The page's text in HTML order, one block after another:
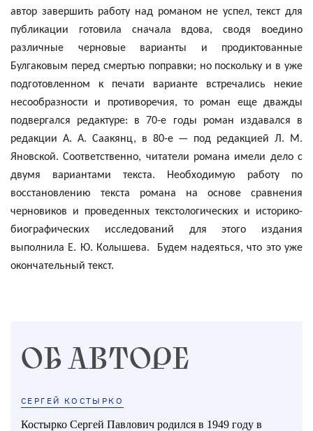
автор завершить работу над романом не успел, текст для
публикации готовила сначала вдова, сводя воедино
различные черновые варианты и продиктованные
Булгаковым перед смертью поправки; но поскольку и в уже
подготовленном к печати варианте встречались некие
несообразности и противоречия, то роман еще дважды
подвергался редактуре: в 70-е годы роман издавался в
редакции А. А. Саакянц, в 80-е — под редакцией Л. М.
Яновской. Соответственно, читатели романа имели дело с
двумя вариантами текста. Необходимую работу по
восстановлению текста романа на основе сравнения
черновиков и проведенных текстологических и историко-
биографических исследований для этого издания
выполнила Е. Ю. Колышева.
Будем надеяться, что это уже
окончательный текст.
ОБ АВТОРЕ
СЕРГЕЙ КОСТЫРКО
Костырко Сергей Павлович родился в 1949 году в